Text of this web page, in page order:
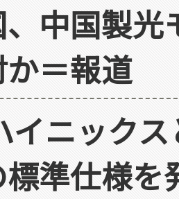
中国製光
＝報道
イニック
準仕様を